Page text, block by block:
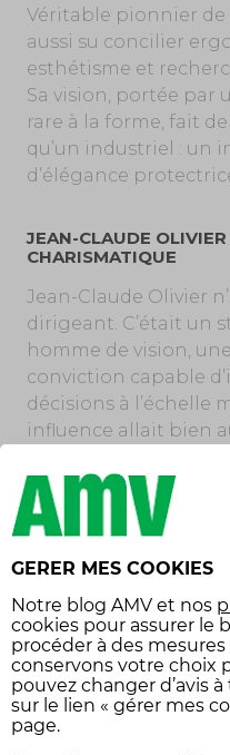
Véritable pionnier de
aussi su concilier
esthétisme et
Sa vision, portée par
rare à la forme, fait
qu’un industriel : un
d’élégance
JEAN-CLAUDE OLIVIER
CHARISMATIQUE
Jean-Claude Olivier
dirigeant. C’était un
homme de vision,
conviction capable
décisions à l’échelle
influence allait bien
certaine idée de la
exaltante, tournée
En soutenant des
défendant des choix
l’industrie et faire
au cœur du paysage
CLAUDIO COSTA : LE
CIRCUITS
GERER MES COOKIES
Notre blog AMV et nos
cookies pour assurer le
procéder à des mesures
conservons votre choix
pouvez changer d’avis
sur le lien « gérer mes
page.